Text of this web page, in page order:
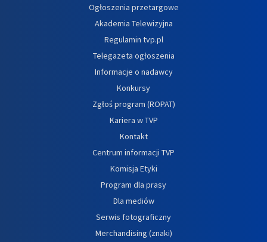
Ogłoszenia przetargowe
Akademia Telewizyjna
Regulamin tvp.pl
Telegazeta ogłoszenia
Informacje o nadawcy
Konkursy
Zgłoś program (ROPAT)
Kariera w TVP
Kontakt
Centrum informacji TVP
Komisja Etyki
Program dla prasy
Dla mediów
Serwis fotograficzny
Merchandising (znaki)